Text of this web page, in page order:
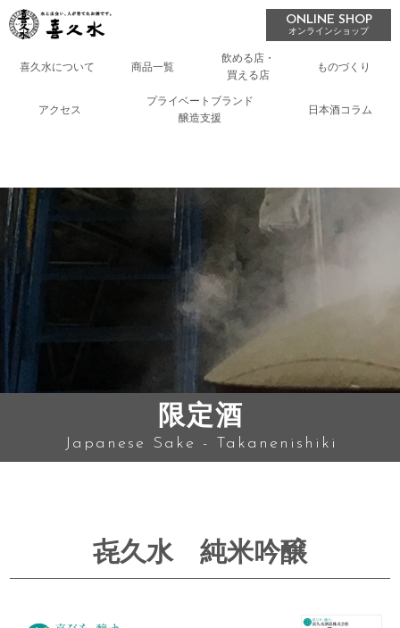
喜久水について 商品一覧
飲める店・
買える店
ものづくり
アクセス
プライベートブランド
醸造支援
日本酒コラム
ONLINE SHOP
オンラインショップ
限定酒
Japanese Sake - Takanenishiki
㐂久水 純米吟醸